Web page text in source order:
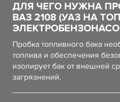
ДЛЯ ЧЕГО НУЖНА
ВАЗ 2108 (УАЗ НА
Пробка топливного бака
топлива и обеспечения
изолирует бак от внешней
загрязнений.